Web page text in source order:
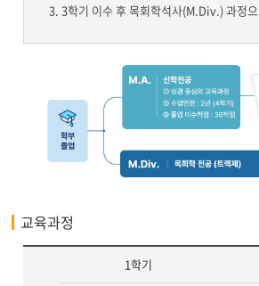
3학기 이수 후 목회학석사(M.Div.) 과정
교육과정
1학기